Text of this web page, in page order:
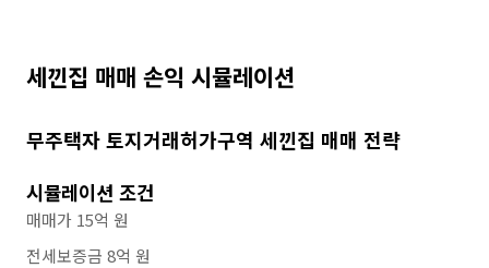
세낀집 매매 손익 시뮬레이션
무주택자 토지거래허가구역 세낀집 매매 전략
시뮬레이션 조건
매매가 15억 원
전세보증금 8억 원